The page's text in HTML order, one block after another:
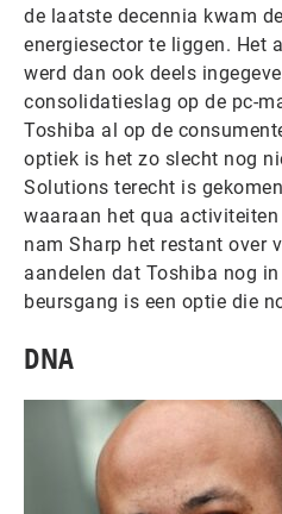
de laatste decennia kwam
energiesector te liggen. Het
werd dan ook deels
consolidatieslag op de pc-
Toshiba al op de
optiek is het zo slecht nog
Solutions terecht is
waaraan het qua
nam Sharp het restant over
aandelen dat Toshiba nog
beursgang is een optie die
DNA